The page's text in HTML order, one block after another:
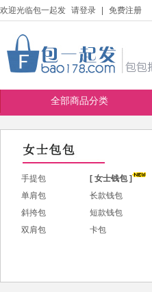
欢迎光临包一起发 请登录 免费注册
全部商品分类
手提包
单肩包
斜挎包
双肩包
[ 女士钱包 ]
长款钱包
短款钱包
卡包